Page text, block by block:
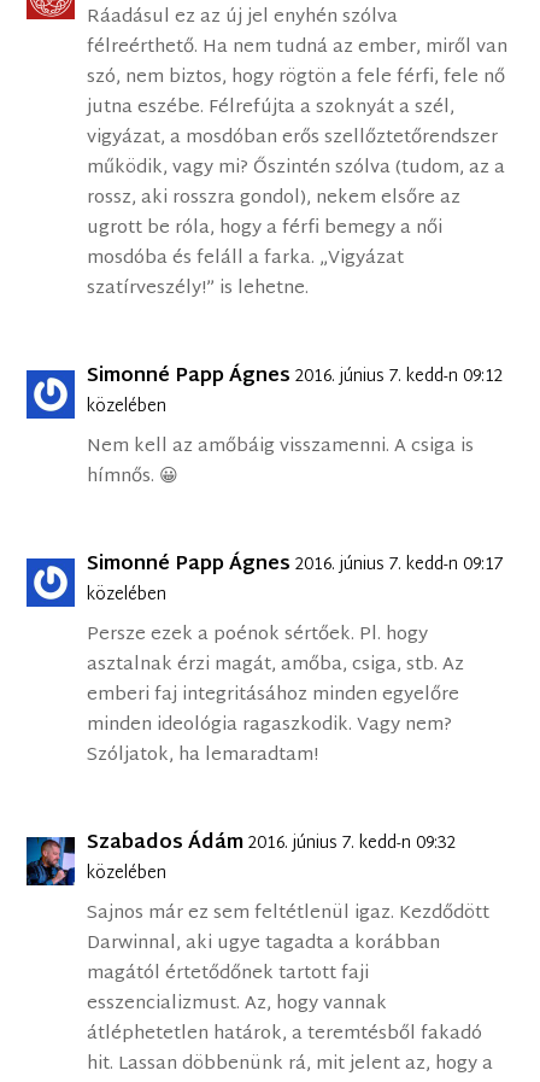
Ráadásul ez az új jel enyhén szólva
félreérthető. Ha nem tudná az ember, miről van
szó, nem biztos, hogy rögtön a fele férfi, fele nő
jutna eszébe. Félrefújta a szoknyát a szél,
vigyázat, a mosdóban erős szellőztetőrendszer
működik, vagy mi? Őszintén szólva (tudom, az a
rossz, aki rosszra gondol), nekem elsőre az
ugrott be róla, hogy a férfi bemegy a női
mosdóba és feláll a farka. „Vigyázat
szatírveszély!” is lehetne.
Simonné Papp Ágnes 2016. június 7. kedd-n 09:12
közelében
Nem kell az amőbáig visszamenni. A csiga is
hímnős. 😀
Simonné Papp Ágnes 2016. június 7. kedd-n 09:17
közelében
Persze ezek a poénok sértőek. Pl. hogy
asztalnak érzi magát, amőba, csiga, stb. Az
emberi faj integritásához minden egyelőre
minden ideológia ragaszkodik. Vagy nem?
Szóljatok, ha lemaradtam!
Szabados Ádám2016. június 7. kedd-n 09:32
közelében
Sajnos már ez sem feltétlenül igaz. Kezdődött
Darwinnal, aki ugye tagadta a korábban
magától értetődőnek tartott faji
esszencializmust. Az, hogy vannak
átléphetetlen határok, a teremtésből fakadó
hit. Lassan döbbenünk rá, mit jelent az, hogy a